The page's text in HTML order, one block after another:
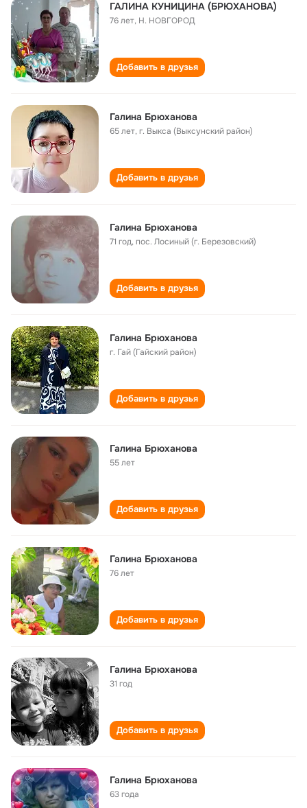
ГАЛИНА КУНИЦИНА (БРЮХАНОВА)
76 лет, Н. НОВГОРОД
Добавить в друзья
Галина Брюханова
65 лет,г. Выкса (Выксунский район)
Добавить в друзья
Галина Брюханова
71 год,пос. Лосиный (г. Березовский)
Добавить в друзья
Галина Брюханова
г. Гай (Гайский район)
Добавить в друзья
Галина Брюханова
55 лет
Добавить в друзья
Галина Брюханова
76 лет
Добавить в друзья
Галина Брюханова
31 год
Добавить в друзья
Галина Брюханова
63 года